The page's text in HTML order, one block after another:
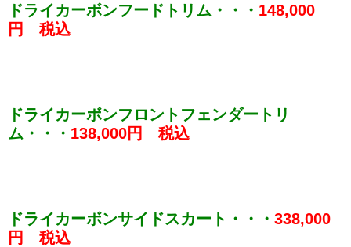
ドライカーボンフードトリム・・・ 148,000
円 税込
ドライカーボンフロントフェンダートリ
ム・・・ 138,000円 税込
ドライカーボンサイドスカート・・・ 338,000
円 税込